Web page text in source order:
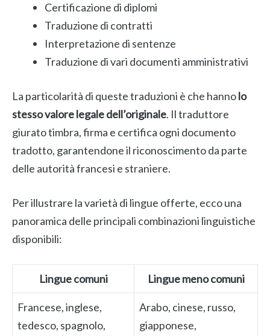
Certificazione di diplomi
Traduzione di contratti
Interpretazione di sentenze
Traduzione di vari documenti amministrativi
La particolarità di queste traduzioni è che hannolo
stesso valore legale dell’originale. Il traduttore
giurato timbra, firma e certifica ogni documento
tradotto, garantendone il riconoscimento da parte
delle autorità francesi e straniere.
Per illustrare la varietà di lingue offerte, ecco una
panoramica delle principali combinazioni linguistiche
disponibili:
Lingue comuni Lingue meno comuni
Francese, inglese,
tedesco, spagnolo,
Arabo, cinese, russo,
giapponese,